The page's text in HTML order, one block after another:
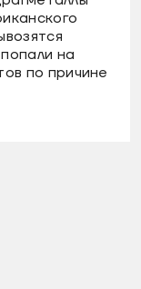
на
по причине